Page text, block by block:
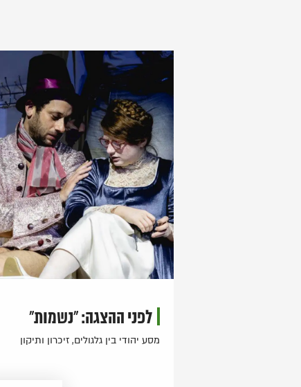
לפני ההצגה: "נשמות"
מסע יהודי בין גלגולים, זיכרון ותיקון